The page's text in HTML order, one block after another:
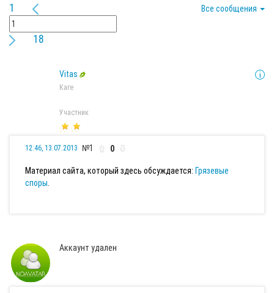
1
18
Все сообщения
Vitas
Каге
Участник
12:46, 13.07.2013 №1 0
Материал сайта, который здесь обсуждается: Грязевые
споры
Аккаунт удален